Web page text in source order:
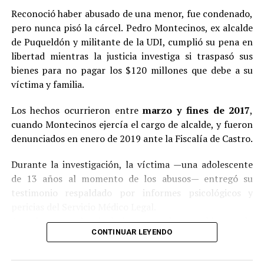
Reconoció haber abusado de una menor, fue condenado,
pero nunca pisó la cárcel. Pedro Montecinos, ex alcalde
de Puqueldón y militante de la UDI, cumplió su pena en
libertad mientras la justicia investiga si traspasó sus
bienes para no pagar los $120 millones que debe a su
víctima y familia.
Los hechos ocurrieron entremarzo y fines de 2017,
cuando Montecinos ejercía el cargo de alcalde, y fueron
denunciados en enero de 2019 ante la Fiscalía de Castro.
Durante la investigación, la víctima —una adolescente
de 13 años al momento de los abusos— entregó su
testimonio respaldado por informes psicológicos y
Ante la contundencia de los antecedentes, el imputado
aceptó los cargosen un procedimiento abreviado,
CONTINUAR LEYENDO